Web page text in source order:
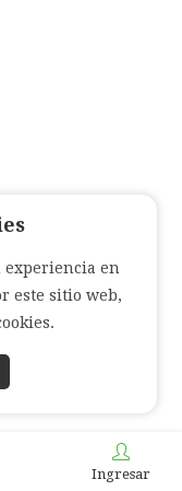
Ingresar
experiencia en
este sitio web,